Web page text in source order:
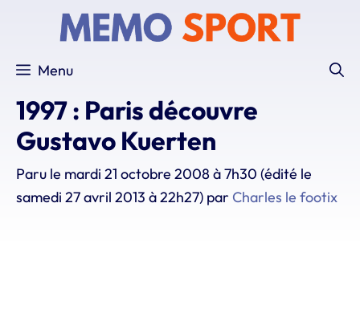
Menu
1997 : Paris découvre
Gustavo Kuerten
Paru le mardi 21 octobre 2008 à 7h30 (édité le
samedi 27 avril 2013 à 22h27) par Charles le footix